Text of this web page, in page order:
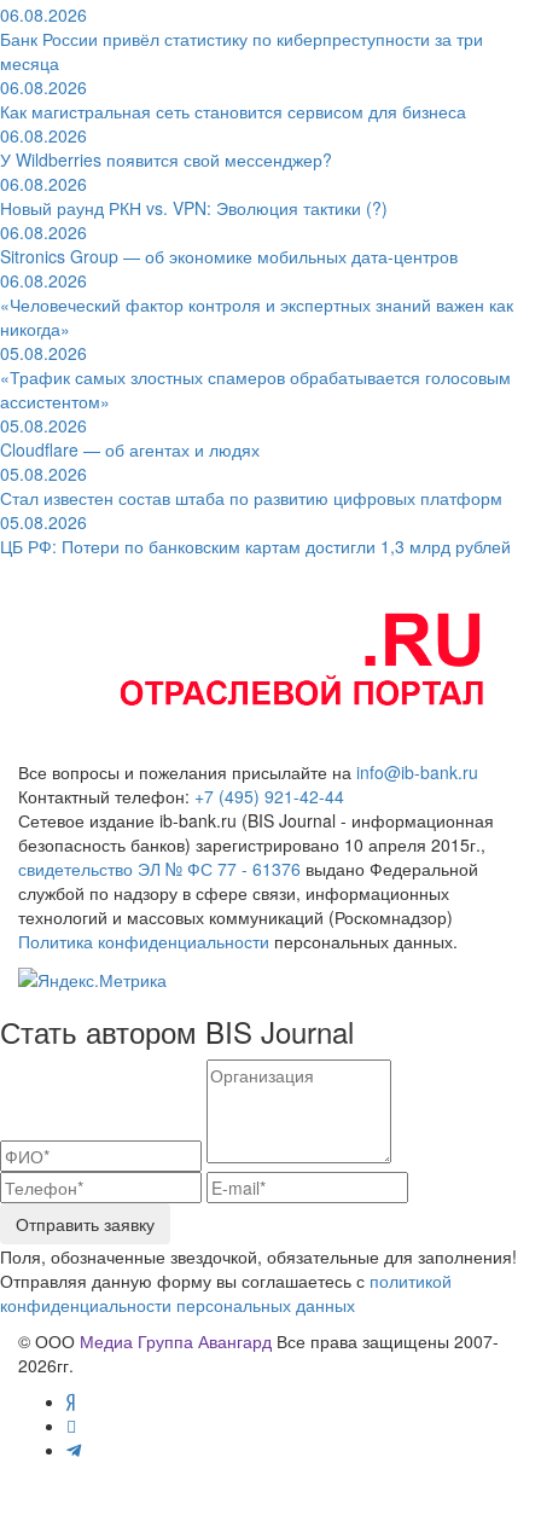
06.08.2026
Банк России привёл статистику по киберпреступности за три
месяца
06.08.2026
Как магистральная сеть становится сервисом для бизнеса
06.08.2026
У Wildberries появится свой мессенджер?
06.08.2026
Новый раунд РКН vs. VPN: Эволюция тактики (?)
06.08.2026
Sitronics Group — об экономике мобильных дата-центров
06.08.2026
«Человеческий фактор контроля и экспертных знаний важен как
никогда»
05.08.2026
«Трафик самых злостных спамеров обрабатывается голосовым
ассистентом»
05.08.2026
Cloudflare — об агентах и людях
05.08.2026
Стал известен состав штаба по развитию цифровых платформ
05.08.2026
ЦБ РФ: Потери по банковским картам достигли 1,3 млрд рублей
Все вопросы и пожелания присылайте на info@ib-bank.ru
Контактный телефон: +7 (495) 921-42-44
Сетевое издание ib-bank.ru (BIS Journal - информационная
безопасность банков) зарегистрировано 10 апреля 2015г.,
свидетельство ЭЛ № ФС 77 - 61376 выдано Федеральной
службой по надзору в сфере связи, информационных
технологий и массовых коммуникаций (Роскомнадзор)
Политика конфиденциальности персональных данных.
Стать автором BIS Journal
Отправить заявку
Поля, обозначенные звездочкой, обязательные для заполнения!
Отправляя данную форму вы соглашаетесь с политикой
конфиденциальности персональных данных
© ООО Медиа Группа Авангард Все права защищены 2007-
2026гг.